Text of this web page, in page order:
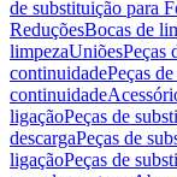
de substituição para
ReduçõesBocas de
limpezaUniõesPeças
continuidadePeças
continuidade
ligaçãoPeças de
descargaPeças de
ligaçãoPeças de